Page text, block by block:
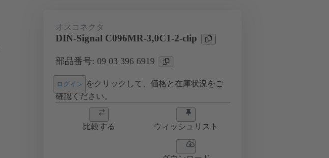
オスコネクタ
DIN-Signal C096MR-3,0C1-2-clip
部品番号: 09 03 396 6919
ログイン をクリックして、価格と在庫状況をご
確認ください。
比較する ウィッシュリスト